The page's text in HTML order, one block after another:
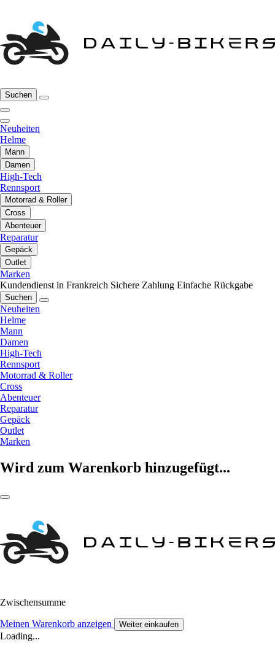
Suchen
Neuheiten
Helme
Mann
Damen
High-Tech
Rennsport
Motorrad & Roller
Cross
Abenteuer
Reparatur
Gepäck
Outlet
Marken
Kundendienst in Frankreich Sichere Zahlung Einfache Rückgabe
Suchen
Neuheiten
Helme
Mann
Damen
High-Tech
Rennsport
Motorrad & Roller
Cross
Abenteuer
Reparatur
Gepäck
Outlet
Marken
Wird zum Warenkorb hinzugefügt...
Zwischensumme
Meinen Warenkorb anzeigen Weiter einkaufen
Loading...